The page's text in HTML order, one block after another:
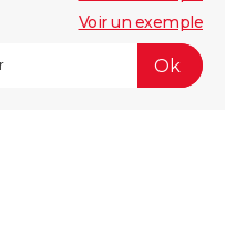
Voir un exemple